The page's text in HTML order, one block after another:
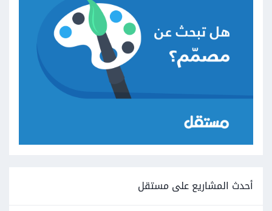
أحدث المشاريع على مستقل